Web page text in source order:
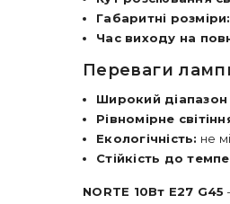
Габаритні розміри:
Час виходу на
Переваги
Широкий
Рівномірне
Екологічність: не
Стійкість до
NORTE 10Вт E27 G45